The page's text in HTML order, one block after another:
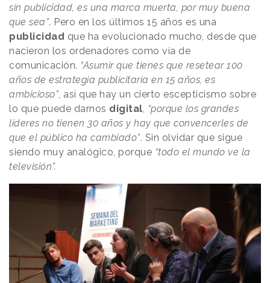
sin publicidad, es una marca muerta, por muy buena
que sea”. Pero en los últimos 15 años es una
publicidad que ha evolucionado mucho, desde que
nacieron los ordenadores como vía de
comunicación. “Asumir que tienes que resetear 100
años de estrategia publicitaria en 15 años, es
ambicioso”, así que hay un cierto escepticismo sobre
lo que puede darnos digital, “porque los grandes
líderes no tienen 30 años y hay que convencerles de
que el público ha cambiado”. Sin olvidar que sigue
siendo muy analógico, porque “todo el mundo ve la
televisión”.